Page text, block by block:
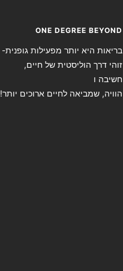
ONE DEGREE BEYOND
בריאות היא יותר מפעילות גופנית-
זוהי דרך הוליסטית של חיים,
חשיבה ו
הוויה, שמביאה לחיים ארוכים יותר!